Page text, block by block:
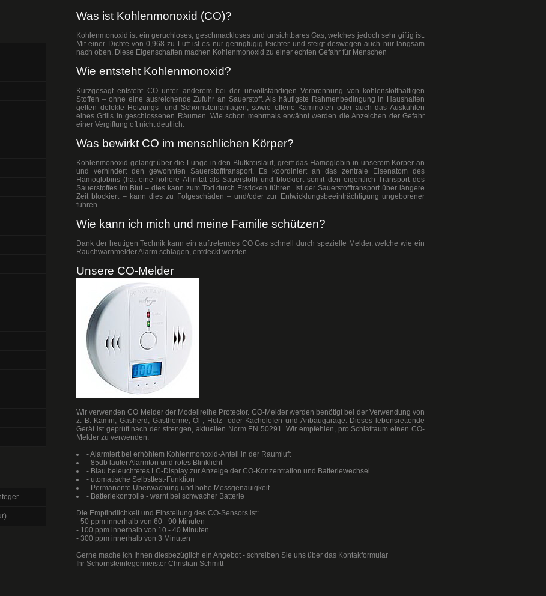
Was ist Kohlenmonoxid (CO)?
Kohlenmonoxid ist ein geruchloses, geschmackloses und unsichtbares Gas, welches jedoch sehr giftig ist.
Mit einer Dichte von 0,968 zu Luft ist es nur geringfügig leichter und steigt deswegen auch nur langsam
nach oben. Diese Eigenschaften machen Kohlenmonoxid zu einer echten Gefahr für Menschen
Wie entsteht Kohlenmonoxid?
Kurzgesagt entsteht CO unter anderem bei der unvollständigen Verbrennung von kohlenstoffhaltigen
Stoffen – ohne eine ausreichende Zufuhr an Sauerstoff. Als häufigste Rahmenbedingung in Haushalten
gelten defekte Heizungs- und Schornsteinanlagen, sowie offene Kaminöfen oder auch das Auskühlen
eines Grills in geschlossenen Räumen. Wie schon mehrmals erwähnt werden die Anzeichen der Gefahr
einer Vergiftung oft nicht deutlich.
Was bewirkt CO im menschlichen Körper?
Kohlenmonoxid gelangt über die Lunge in den Blutkreislauf, greift das Hämoglobin in unserem Körper an
und verhindert den gewohnten Sauerstofftransport. Es koordiniert an das zentrale Eisenatom des
Hämoglobins (hat eine höhere Affinität als Sauerstoff) und blockiert somit den eigentlich Transport des
Sauerstoffes im Blut – dies kann zum Tod durch Ersticken führen. Ist der Sauerstofftransport über längere
Zeit blockiert – kann dies zu Folgeschäden – und/oder zur Entwicklungsbeeinträchtigung ungeborener
führen.
Wie kann ich mich und meine Familie schützen?
Dank der heutigen Technik kann ein auftretendes CO Gas schnell durch spezielle Melder, welche wie ein
Rauchwarnmelder Alarm schlagen, entdeckt werden.
Unsere CO-Melder
Wir verwenden CO Melder der Modellreihe Protector. CO-Melder werden benötigt bei der Verwendung von
z. B. Kamin, Gasherd, Gastherme, Öl-, Holz- oder Kachelofen und Anbaugarage. Dieses lebensrettende
Gerät ist geprüft nach der strengen, aktuellen Norm EN 50291. Wir empfehlen, pro Schlafraum einen CO-
Melder zu verwenden.
- Alarmiert bei erhöhtem Kohlenmonoxid-Anteil in der Raumluft
- 85db lauter Alarmton und rotes Blinklicht
- Blau beleuchtetes LC-Display zur Anzeige der CO-Konzentration und Batteriewechsel
- utomatische Selbsttest-Funktion
- Permanente Überwachung und hohe Messgenauigkeit
- Batteriekontrolle - warnt bei schwacher Batterie
Die Empfindlichkeit und Einstellung des CO-Sensors ist:
- 50 ppm innerhalb von 60 - 90 Minuten
- 100 ppm innerhalb von 10 - 40 Minuten
- 300 ppm innerhalb von 3 Minuten
Gerne mache ich Ihnen diesbezüglich ein Angebot - schreiben Sie uns über das Kontakformular
Ihr Schornsteinfegermeister Christian Schmitt